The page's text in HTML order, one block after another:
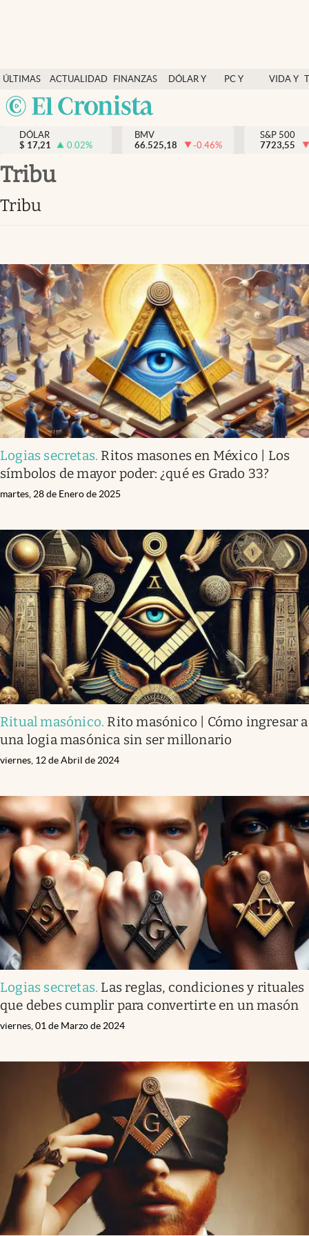
ÚLTIMAS
NOTICIAS
ACTUALIDAD
FINANZAS
Y
ECONOMÍA
DÓLAR Y
PC Y
VIDA Y
México
Actualidad
Finanzas y economía
Dólar y mercados
Opinión
Brand Strategy
Vida y estilo
Tv
Clima
Espiritualidad
Mediakit
abre en nueva pestaña
México
DÓLAR
$ 17,21 0.02%
BMV
66.525,18
-0.46%
S&P 500
7723,55
tribu
tribu
Logias secretas. Ritos masones en México | Los
símbolos de mayor poder: ¿qué es Grado 33?
martes, 28 de Enero de 2025
Ritual masónico. Rito masónico | Cómo ingresar a
una logia masónica sin ser millonario
viernes, 12 de Abril de 2024
Logias secretas. Las reglas, condiciones y rituales
que debes cumplir para convertirte en un masón
viernes, 01 de Marzo de 2024